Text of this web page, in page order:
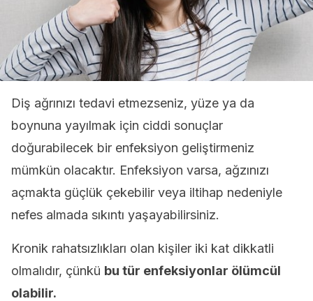
Diş ağrınızı tedavi etmezseniz, yüze ya da
boynuna yayılmak için ciddi sonuçlar
doğurabilecek bir enfeksiyon geliştirmeniz
mümkün olacaktır. Enfeksiyon varsa, ağzınızı
açmakta güçlük çekebilir veya iltihap nedeniyle
nefes almada sıkıntı yaşayabilirsiniz.
Kronik rahatsızlıkları olan kişiler iki kat dikkatli
olmalıdır, çünkü bu tür enfeksiyonlar ölümcül
olabilir.